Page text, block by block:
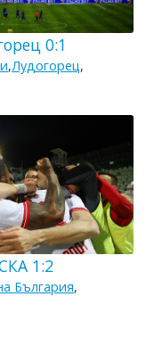
0:1
,Лудогорец,
1:2
България,